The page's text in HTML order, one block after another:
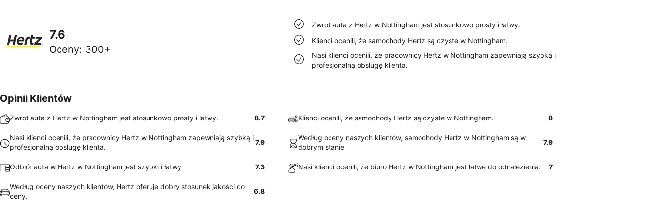
7.6
Oceny: 300+
Zwrot auta z Hertz w Nottingham jest stosunkowo prosty i łatwy.
Klienci ocenili, że samochody Hertz są czyste w Nottingham.
Nasi klienci ocenili, że pracownicy Hertz w Nottingham zapewniają szybką i
profesjonalną obsługę klienta.
Opinii Klientów
Zwrot auta z Hertz w Nottingham jest stosunkowo prosty i łatwy. 8.7 Klienci ocenili, że samochody Hertz są czyste w Nottingham. 8
Nasi klienci ocenili, że pracownicy Hertz w Nottingham zapewniają szybką i
profesjonalną obsługę klienta.
7.9
Według oceny naszych klientów, samochody Hertz w Nottingham są w
dobrym stanie
7.9
Odbiór auta w Hertz w Nottingham jest szybki i łatwy 7.3 Nasi klienci ocenili, że biuro Hertz w Nottingham jest łatwe do odnalezienia. 7
Według oceny naszych klientów, Hertz oferuje dobry stosunek jakości do
ceny.
6.8